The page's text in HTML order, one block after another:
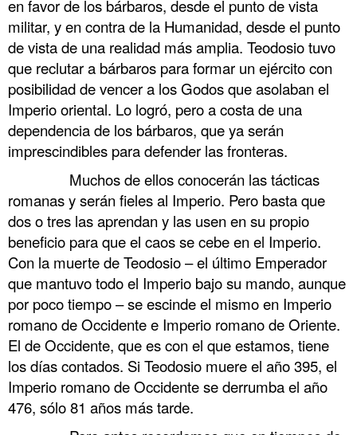
en favor de los bárbaros, desde el punto de vista
militar, y en contra de la Humanidad, desde el punto
de vista de una realidad más amplia. Teodosio tuvo
que reclutar a bárbaros para formar un ejército con
posibilidad de vencer a los Godos que asolaban el
Imperio oriental. Lo logró, pero a costa de una
dependencia de los bárbaros, que ya serán
imprescindibles para defender las fronteras.
Muchos de ellos conocerán las tácticas
romanas y serán fieles al Imperio. Pero basta que
dos o tres las aprendan y las usen en su propio
beneficio para que el caos se cebe en el Imperio.
Con la muerte de Teodosio – el último Emperador
que mantuvo todo el Imperio bajo su mando, aunque
por poco tiempo – se escinde el mismo en Imperio
romano de Occidente e Imperio romano de Oriente.
El de Occidente, que es con el que estamos, tiene
los días contados. Si Teodosio muere el año 395, el
Imperio romano de Occidente se derrumba el año
476, sólo 81 años más tarde.